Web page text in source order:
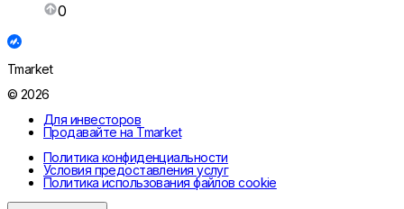
0
Tmarket
© 2026
Для инвесторов
Продавайте на Tmarket
Политика конфиденциальности
Условия предоставления услуг
Политика использования файлов cookie